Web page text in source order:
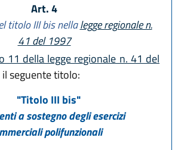
Art. 4
titolo III bis nellalegge regionale n.
41 del 1997
11 della legge regionale n. 41 del
seguente titolo:
"Titolo III bis"
a sostegno degli esercizi
polifunzionali